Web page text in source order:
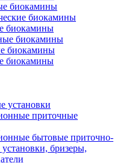
биокамины
биокамины
биокамины
биокамины
биокамины
биокамины
установки
приточные
бытовые приточно-
бризеры,